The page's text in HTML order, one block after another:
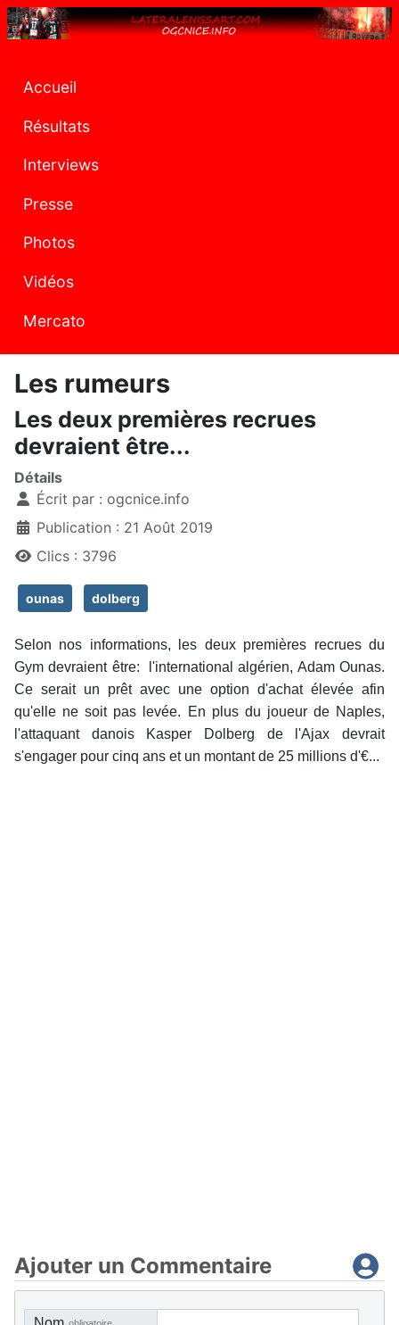
Accueil
Résultats
Interviews
Presse
Photos
Vidéos
Mercato
Les rumeurs
Les deux premières recrues
devraient être...
Détails
Écrit par : ogcnice.info
Publication : 21 Août 2019
Clics : 3796
ounas dolberg
Selon nos informations, les deux premières recrues du
Gym devraient être: l'international algérien, Adam Ounas.
Ce serait un prêt avec une option d'achat élevée afin
qu'elle ne soit pas levée. En plus du joueur de Naples,
l'attaquant danois Kasper Dolberg de l'Ajax devrait
s'engager pour cinq ans et un montant de 25 millions d'€...
Ajouter un Commentaire